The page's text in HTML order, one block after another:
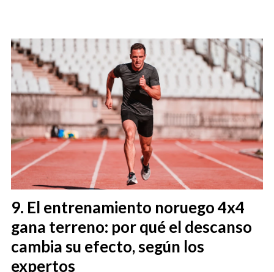
El entrenamiento noruego 4x4
gana terreno: por qué el descanso
cambia su efecto, según los
expertos